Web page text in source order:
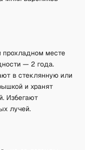
месте
— 2 года.
в стеклянную или
и хранят
Избегают
лучей.